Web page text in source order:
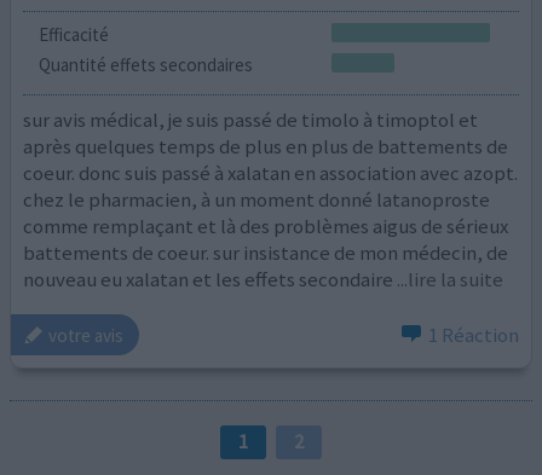
Efficacité
Quantité effets secondaires
sur avis médical, je suis passé de timolo à timoptol et
après quelques temps de plus en plus de battements de
coeur. donc suis passé à xalatan en association avec azopt.
chez le pharmacien, à un moment donné latanoproste
comme remplaçant et là des problèmes aigus de sérieux
battements de coeur. sur insistance de mon médecin, de
nouveau eu xalatan et les effets secondaire ...lire la suite
votre avis 1 Réaction
1 2